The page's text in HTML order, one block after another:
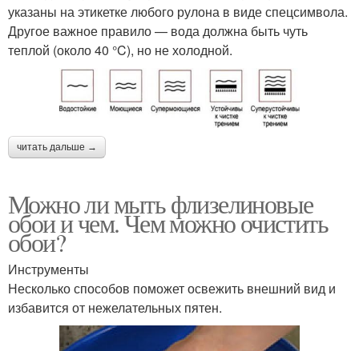
указаны на этикетке любого рулона в виде спецсимвола.
Другое важное правило — вода должна быть чуть
теплой (около 40 °C), но не холодной.
читать дальше →
Можно ли мыть флизелиновые
обои и чем. Чем можно очистить
обои?
Инструменты
Несколько способов поможет освежить внешний вид и
избавится от нежелательных пятен.